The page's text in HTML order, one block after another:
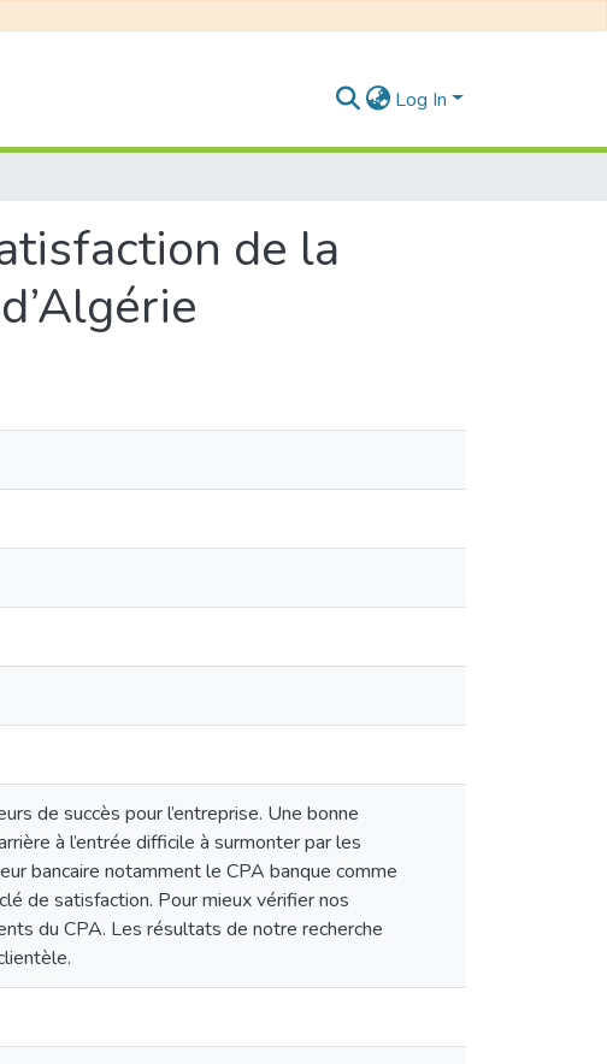
Log In
de la
de succès pour l’entreprise. Une bonne
à l’entrée difficile à surmonter par les
bancaire notamment le CPA banque comme
de satisfaction. Pour mieux vérifier nos
du CPA. Les résultats de notre recherche